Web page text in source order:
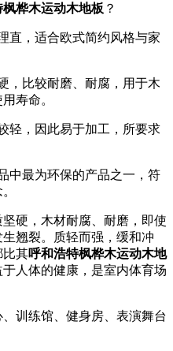
枫桦木运动木地板 ？
直，适合欧式简约风格与家
，比较耐磨、耐腐，用于木
寿命。
轻，因此易于加工，所要求
中最为环保的产品之一，符
硬，木材耐腐、耐磨，即使
翘裂。质轻而强，缓和冲
比其呼和浩特枫桦木运动木地
人体的健康，是室内体育场
训练馆、健身房、表演舞台